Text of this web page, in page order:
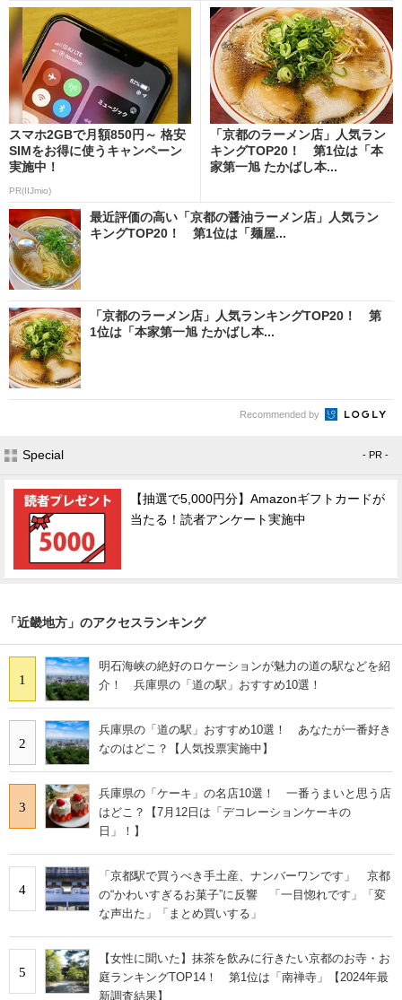
スマホ2GBで月額850円～ 格安
SIMをお得に使うキャンペーン
実施中！
PR(IIJmio)
「京都のラーメン店」人気ラン
キングTOP20！ 第1位は「本
家第一旭 たかばし本...
最近評価の高い「京都の醤油ラーメン店」人気ラン
キングTOP20！ 第1位は「麺屋...
「京都のラーメン店」人気ランキングTOP20！ 第
1位は「本家第一旭 たかばし本...
Recommended by
Special - PR -
【抽選で5,000円分】Amazonギフトカードが
当たる！読者アンケート実施中
「近畿地方」のアクセスランキング
1
明石海峡の絶好のロケーションが魅力の道の駅などを紹
介！ 兵庫県の「道の駅」おすすめ10選！
2
兵庫県の「道の駅」おすすめ10選！ あなたが一番好き
なのはどこ？【人気投票実施中】
3
兵庫県の「ケーキ」の名店10選！ 一番うまいと思う店
はどこ？【7月12日は「デコレーションケーキの
日」！】
4
「京都駅で買うべき手土産、ナンバーワンです」 京都
の“かわいすぎるお菓子”に反響 「一目惚れです」「変
な声出た」「まとめ買いする」
5
【女性に聞いた】抹茶を飲みに行きたい京都のお寺・お
庭ランキングTOP14！ 第1位は「南禅寺」【2024年最
新調査結果】